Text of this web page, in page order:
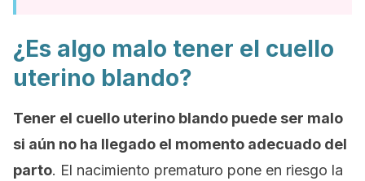
¿Es algo malo tener el cuello
uterino blando?
Tener el cuello uterino blando puede ser malo
si aún no ha llegado el momento adecuado del
parto. El nacimiento prematuro pone en riesgo la